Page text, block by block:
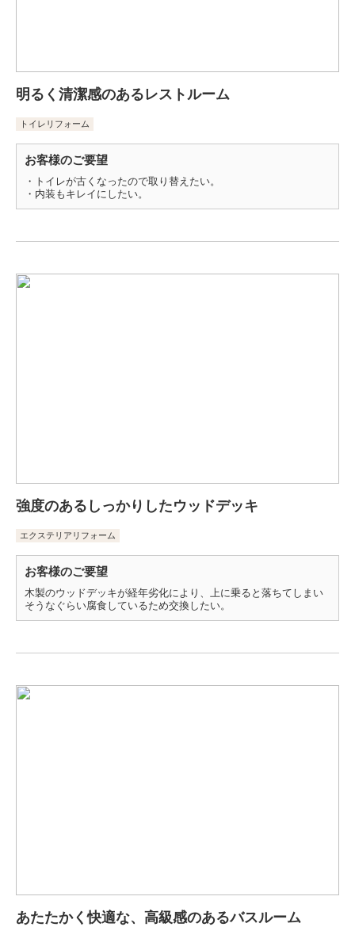
明るく清潔感のあるレストルーム
トイレリフォーム
お客様のご要望
・トイレが古くなったので取り替えたい。
・内装もキレイにしたい。
強度のあるしっかりしたウッドデッキ
エクステリアリフォーム
お客様のご要望
木製のウッドデッキが経年劣化により、上に乗ると落ちてしまい
そうなぐらい腐食しているため交換したい。
あたたかく快適な、高級感のあるバスルーム